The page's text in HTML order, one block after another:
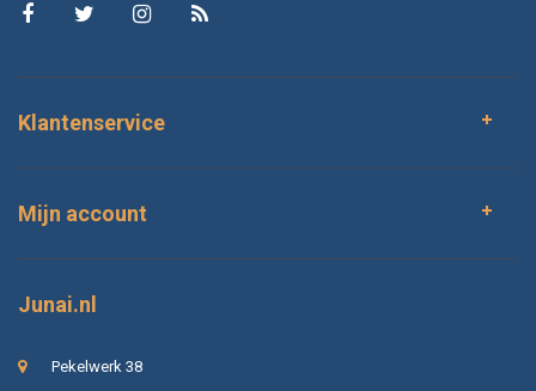
Klantenservice
Mijn account
Junai.nl
Pekelwerk 38